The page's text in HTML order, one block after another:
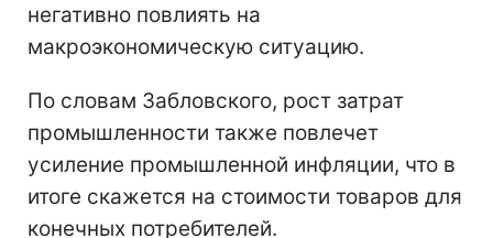
негативно повлиять на
макроэкономическую ситуацию.
По словам Забловского, рост затрат
промышленности также повлечет
усиление промышленной инфляции, что в
итоге скажется на стоимости товаров для
конечных потребителей.